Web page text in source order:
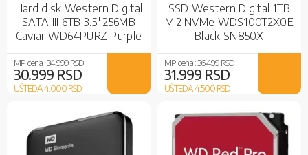
Hard disk Western Digital
SATA III 6TB 3.5" 256MB
Caviar WD64PURZ Purple
MP cena :34.999 RSD
30.999 RSD
UŠTEDA 4.000RSD
SSD Western Digital 1TB
M.2 NVMe WDS100T2X0E
Black SN850X
MP cena :36.499 RSD
31.999 RSD
UŠTEDA 4.500RSD